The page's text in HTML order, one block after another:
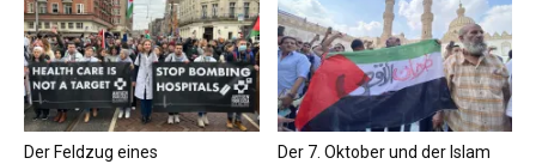
Der Feldzug eines
Der 7. Oktober und der Islam